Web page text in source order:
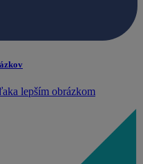
lepším obrázkom